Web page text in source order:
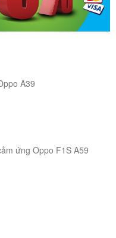
A39
ứng Oppo F1S A59